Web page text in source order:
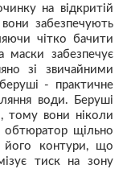
на відкритій
забезпечують
чітко бачити
маски забезпечує
зі звичайними
- практичне
води. Беруші
тому вони ніколи
обтюратор щільно
його контури, що
тиск на зону